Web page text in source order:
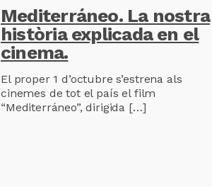
Mediterráneo. La nostra
història explicada en el
cinema.
El proper 1 d’octubre s’estrena als
cinemes de tot el país el film
“Mediterráneo”, dirigida […]